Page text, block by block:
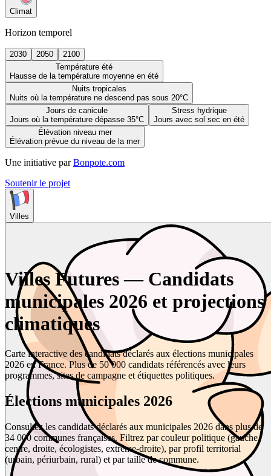
Climat
Horizon temporel
2030 2050
2100
Température été
Hausse de la température moyenne en été
Nuits tropicales
Nuits où la température ne descend pas sous 20°C
Jours de canicule
Jours où la température dépasse 35°C
Stress hydrique
Jours avec sol sec en été
Élévation niveau mer
Élévation prévue du niveau de la mer
Une initiative par Bonpote.com
Soutenir le projet
Villes
Villes Futures — Candidats
municipales 2026 et projections
climatiques
Carte interactive des candidats déclarés aux élections municipales
2026 en France. Plus de 50 000 candidats référencés avec leurs
programmes, sites de campagne et étiquettes politiques.
Élections municipales 2026
Consultez les candidats déclarés aux municipales 2026 dans plus de
34 000 communes françaises. Filtrez par couleur politique (gauche,
centre, droite, écologistes, extrême-droite), par profil territorial
(urbain, périurbain, rural) et par taille de commune.